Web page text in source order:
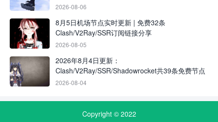
2026-08-06
8月5日机场节点实时更新 | 免费32条
Clash/V2Ray/SSR订阅链接分享
2026-08-05
2026年8月4日更新：
Clash/V2Ray/SSR/Shadowrocket共39条免费节点
2026-08-04
Copyright © 2022